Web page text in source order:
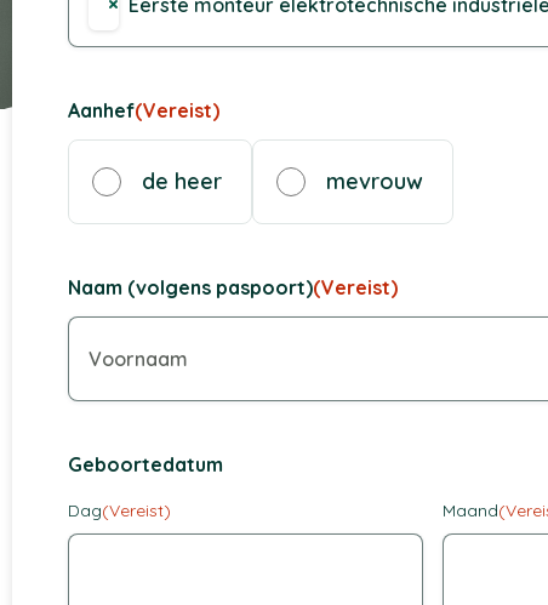
Eerste monteur elektrotechnische
Aanhef(Vereist)
de heer mevrouw
Naam (volgens paspoort)(Vereist)
Geboortedatum
Dag(Vereist) Maand